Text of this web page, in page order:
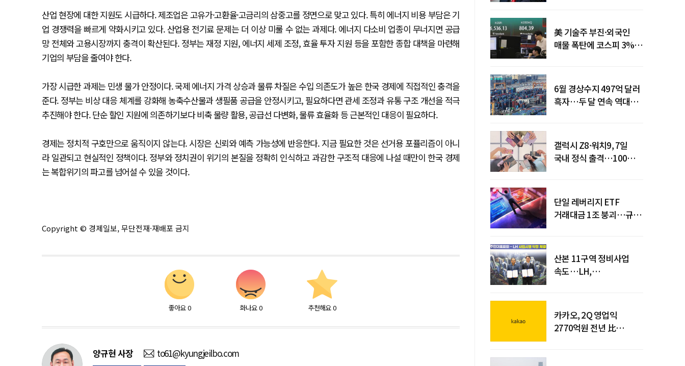
산업 현장에 대한 지원도 시급하다. 제조업은 고유가·고환율·고금리의 삼중고를 정면으로 맞고 있다. 특히 에너지 비용 부담은 기
업 경쟁력을 빠르게 약화시키고 있다. 산업용 전기료 문제는 더 이상 미룰 수 없는 과제다. 에너지 다소비 업종이 무너지면 공급
망 전체와 고용시장까지 충격이 확산된다. 정부는 재정 지원, 에너지 세제 조정, 효율 투자 지원 등을 포함한 종합 대책을 마련해
기업의 부담을 줄여야 한다.
가장 시급한 과제는 민생 물가 안정이다. 국제 에너지 가격 상승과 물류 차질은 수입 의존도가 높은 한국 경제에 직접적인 충격을
준다. 정부는 비상 대응 체계를 강화해 농축수산물과 생필품 공급을 안정시키고, 필요하다면 관세 조정과 유통 구조 개선을 적극
추진해야 한다. 단순 할인 지원에 의존하기보다 비축 물량 활용, 공급선 다변화, 물류 효율화 등 근본적인 대응이 필요하다.
경제는 정치적 구호만으로 움직이지 않는다. 시장은 신뢰와 예측 가능성에 반응한다. 지금 필요한 것은 선거용 포퓰리즘이 아니
라 일관되고 현실적인 정책이다. 정부와 정치권이 위기의 본질을 정확히 인식하고 과감한 구조적 대응에 나설 때만이 한국 경제
는 복합위기의 파고를 넘어설 수 있을 것이다.
Copyright © 경제일보, 무단전재·재배포 금지
좋아요 0 화나요 0 추천해요 0
양규현사장 to61@kyungjeilbo.com
美 기술주 부진·외국인
매물 폭탄에 코스피 3%대
6월 경상수지 497억 달러
흑자…두 달 연속 역대
갤럭시 Z8·워치9, 7일
국내 정식 출격…100개국
단일 레버리지 ETF
거래대금 1조 붕괴…규제
산본 11구역 정비사업
속도…LH,
카카오, 2Q 영업익
2770억원 전년 比